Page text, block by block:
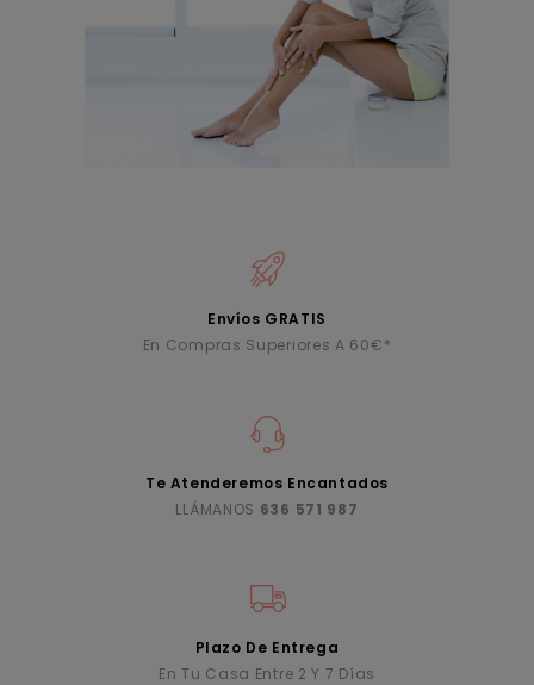
Envíos GRATIS
En Compras Superiores A 60€*
Te Atenderemos Encantados
LLÁMANOS 636 571 987
Plazo De Entrega
En Tu Casa Entre 2 Y 7 Días